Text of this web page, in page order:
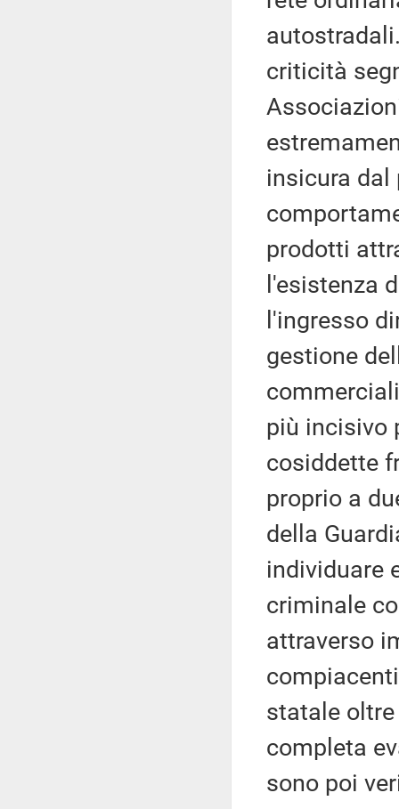
criticità
insicura
prodotti
l'esistenza
l'ingresso
gestione
più incisivo
cosiddette
proprio a
della
individuare
criminale
attraverso
statale
completa
sono poi